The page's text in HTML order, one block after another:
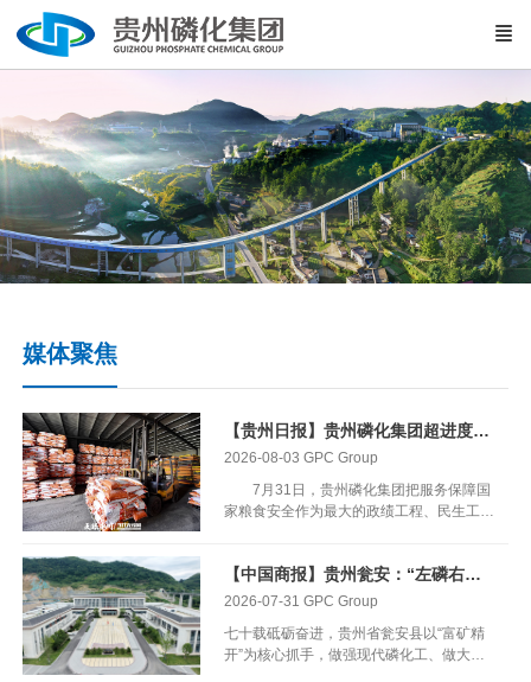
媒体聚焦
【贵州日报】贵州磷化集团超进度完成年度化肥保供任务
2026-08-03 GPC Group
7月31日，贵州磷化集团把服务保障国
家粮食安全作为最大的政绩工程、民生工程
间进度完成年度保供任务，为保障春耕备耕
和农业生产提供了坚实支撑。 化肥是
上。开年以来，国家发展改革委发布《关于
做好2026年春耕及全年化肥保供稳价工作
【中国商报】贵州瓮安：“左磷右锂”协同发力 产业体系拔节生长
2026-07-31 GPC Group
七十载砥砺奋进，贵州省瓮安县以“富矿精
开”为核心抓手，做强现代磷化工、做大新